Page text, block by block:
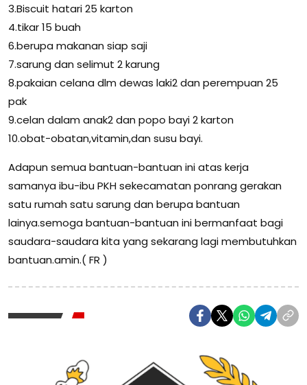
3.Biscuit hatari 25 karton
4.tikar 15 buah
6.berupa makanan siap saji
7.sarung dan selimut 2 karung
8.pakaian celana dlm dewas laki2 dan perempuan 25
pak
9.celan dalam anak2 dan popo bayi 2 karton
10.obat-obatan,vitamin,dan susu bayi.
Adapun semua bantuan-bantuan ini atas kerja
samanya ibu-ibu PKH sekecamatan ponrang gerakan
satu rumah satu sarung dan berupa bantuan
lainya.semoga bantuan-bantuan ini bermanfaat bagi
saudara-saudara kita yang sekarang lagi membutuhkan
bantuan.amin.( FR )